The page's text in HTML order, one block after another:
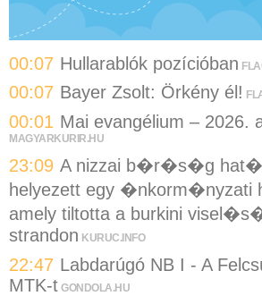
00:07 Hullarablók pozícióban
00:07 Bayer Zsolt: Örkény él!
00:01 Mai evangélium – 2026.
MAGYARKURIR.HU
23:09 A nizzai b�r�s�g
helyezett egy �nkorm�nyzati
amely tiltotta a burkini
strandon KURUC.INFO
22:47 Labdarúgó NB I - A
MTK-t GONDOLA.HU